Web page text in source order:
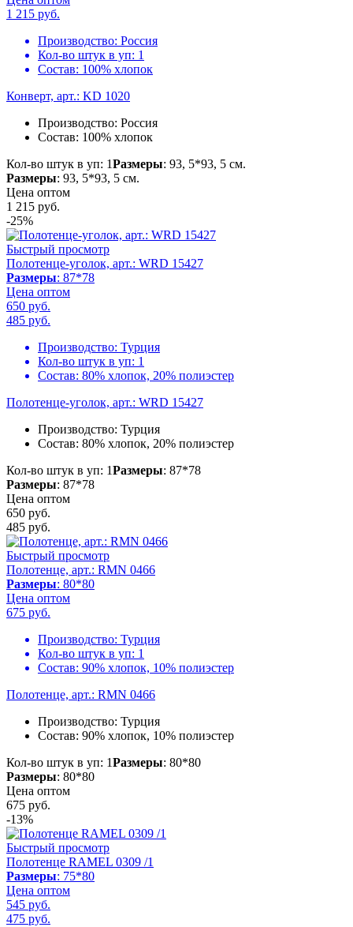
1 215 руб.
Производство: Россия
Кол-во штук в уп: 1
Состав: 100% хлопок
Конверт, арт.: KD 1020
Производство: Россия
Состав: 100% хлопок
Кол-во штук в уп: 1Размеры: 93, 5*93, 5 см.
Размеры: 93, 5*93, 5 см.
Цена оптом
1 215 руб.
-25%
Быстрый просмотр
Полотенце-уголок, арт.: WRD 15427
Размеры: 87*78
Цена оптом
650 руб.
485 руб.
Производство: Турция
Кол-во штук в уп: 1
Состав: 80% хлопок, 20% полиэстер
Полотенце-уголок, арт.: WRD 15427
Производство: Турция
Состав: 80% хлопок, 20% полиэстер
Кол-во штук в уп: 1Размеры: 87*78
Размеры: 87*78
Цена оптом
650 руб.
485 руб.
Быстрый просмотр
Полотенце, арт.: RMN 0466
Размеры: 80*80
Цена оптом
675 руб.
Производство: Турция
Кол-во штук в уп: 1
Состав: 90% хлопок, 10% полиэстер
Полотенце, арт.: RMN 0466
Производство: Турция
Состав: 90% хлопок, 10% полиэстер
Кол-во штук в уп: 1Размеры: 80*80
Размеры: 80*80
Цена оптом
675 руб.
-13%
Быстрый просмотр
Полотенце RAMEL 0309 /1
Размеры: 75*80
Цена оптом
545 руб.
475 руб.